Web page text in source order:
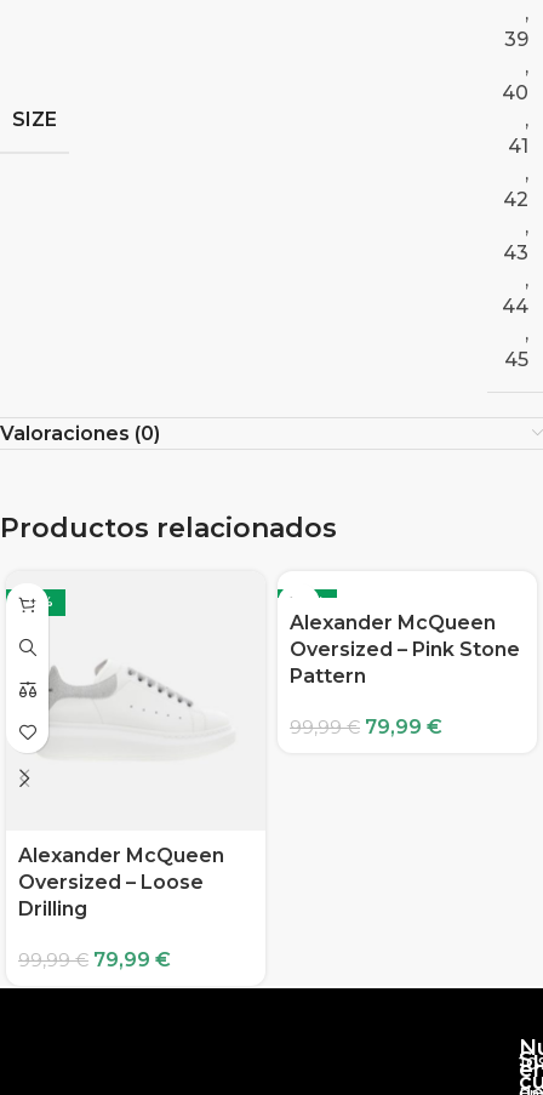
SIZE
,
39
,
40
,
41
,
42
,
43
,
44
,
45
Valoraciones (0)
Productos relacionados
-20%
Alexander McQueen
Oversized – Loose
Drilling
99,99€ 79,99 €
-20%
Alexander McQueen
Oversized – Pink Stone
Pattern
99,99€ 79,99 €